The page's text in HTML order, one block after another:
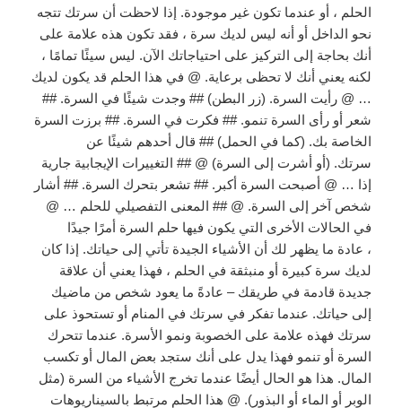
الحلم ، أو عندما تكون غير موجودة. إذا لاحظت أن سرتك تتجه
نحو الداخل أو أنه ليس لديك سرة ، فقد تكون هذه علامة على
أنك بحاجة إلى التركيز على احتياجاتك الآن. ليس سيئًا تمامًا ،
لكنه يعني أنك لا تحظى برعاية. @ في هذا الحلم قد يكون لديك
… @ رأيت السرة. (زر البطن) ## وجدت شيئًا في السرة. ##
شعر أو رأى السرة تنمو. ## فكرت في السرة. ## برزت السرة
الخاصة بك. (كما في الحمل) ## قال أحدهم شيئًا عن
سرتك. (أو أشرت إلى السرة) @ ## التغييرات الإيجابية جارية
إذا … @ أصبحت السرة أكبر. ## تشعر بتحرك السرة. ## أشار
شخص آخر إلى السرة. @ ## المعنى التفصيلي للحلم … @
في الحالات الأخرى التي يكون فيها حلم السرة أمرًا جيدًا
، عادة ما يظهر لك أن الأشياء الجيدة تأتي إلى حياتك. إذا كان
لديك سرة كبيرة أو منبثقة في الحلم ، فهذا يعني أن علاقة
جديدة قادمة في طريقك – عادةً ما يعود شخص من ماضيك
إلى حياتك. عندما تفكر في سرتك في المنام أو تستحوذ على
سرتك فهذه علامة على الخصوبة ونمو الأسرة. عندما تتحرك
السرة أو تنمو فهذا يدل على أنك ستجد بعض المال أو تكسب
المال. هذا هو الحال أيضًا عندما تخرج الأشياء من السرة (مثل
الوبر أو الماء أو البذور). @ هذا الحلم مرتبط بالسيناريوهات